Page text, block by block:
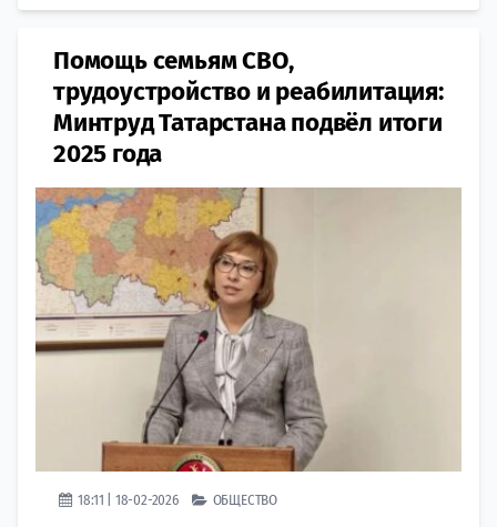
Помощь семьям СВО,
трудоустройство и реабилитация:
Минтруд Татарстана подвёл итоги
2025 года
18:11 | 18-02-2026 ОБЩЕСТВО